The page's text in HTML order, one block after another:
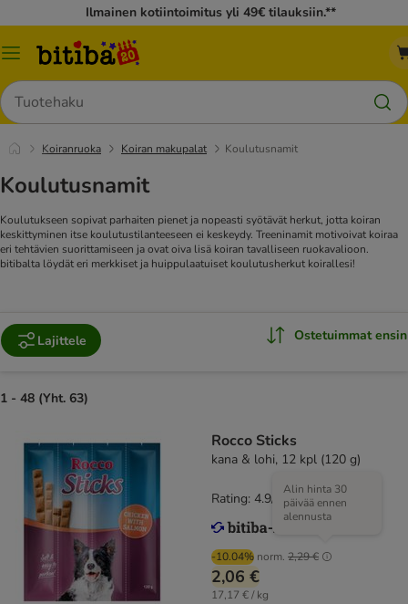
Ilmainen kotiintoimitus yli 49€ tilauksiin.**
Katalogivalikko
Hae
Koiranruoka Koiran makupalat Koulutusnamit
Koulutusnamit
Koulutukseen sopivat parhaiten pienet ja nopeasti syötävät herkut, jotta koiran
keskittyminen itse koulutustilanteeseen ei keskeydy. Treeninamit motivoivat koiraa
eri tehtävien suorittamiseen ja ovat oiva lisä koiran tavalliseen ruokavalioon.
bitibalta löydät eri merkkiset ja huippulaatuiset koulutusherkut koirallesi!
Lajittele Ostetuimmat ensin
1 - 48 (Yht. 63)
Rocco Sticks
kana & lohi, 12 kpl (120 g)
-10.04% norm. 2,29 €
Alin hinta 30
päivää ennen
alennusta
2,06 €
17,17 € / kg
Rating: 4.9/5